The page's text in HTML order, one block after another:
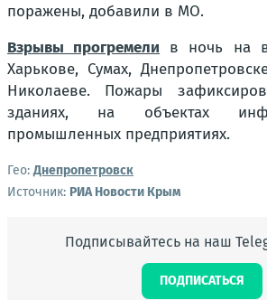
поражены, добавили в МО.
Взрывы прогремели в ночь на
Харькове, Сумах,
Николаеве. Пожары
зданиях, на объектах
промышленных предприятиях.
Гео:Днепропетровск
Источник: РИА Новости Крым
Подписывайтесь на наш
ПОДПИСАТЬСЯ